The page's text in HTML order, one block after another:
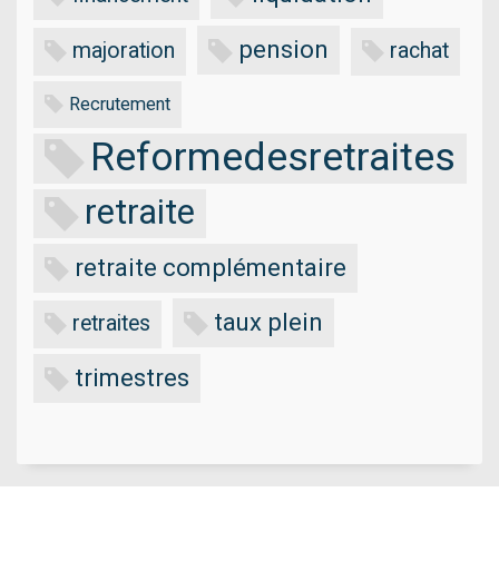
majoration pension rachat
Recrutement
Reformedesretraites
retraite
retraite complémentaire
retraites
taux plein
trimestres